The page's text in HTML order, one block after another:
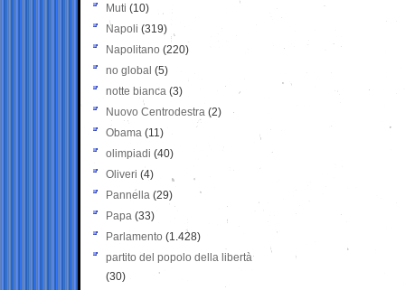
Muti (10)
Napoli (319)
Napolitano (220)
no global (5)
notte bianca (3)
Nuovo Centrodestra (2)
Obama (11)
olimpiadi (40)
Oliveri (4)
Pannella (29)
Papa (33)
Parlamento (1.428)
partito del popolo della libertà
(30)